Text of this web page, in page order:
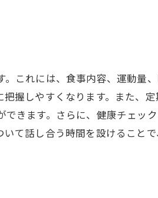
これには、食事内容、運動量
握しやすくなります。また、
きます。さらに、健康チェッ
て話し合う時間を設けること